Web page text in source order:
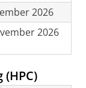
2026
2026